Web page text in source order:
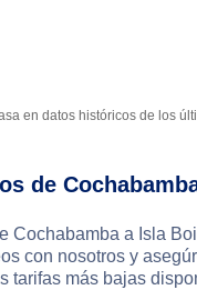
en datos históricos de los
de
Cochabamba a Isla
con nosotros y
tarifas más bajas